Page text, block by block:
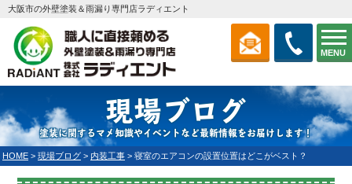
MENU
大阪市の外壁塗装＆雨漏り専門店ラディエント
現場ブログ
塗装に関するマメ知識やイベントなど最新情報をお届けします！
HOME > 現場ブログ > 内装工事 > 寝室のエアコンの設置位置はどこがベスト？